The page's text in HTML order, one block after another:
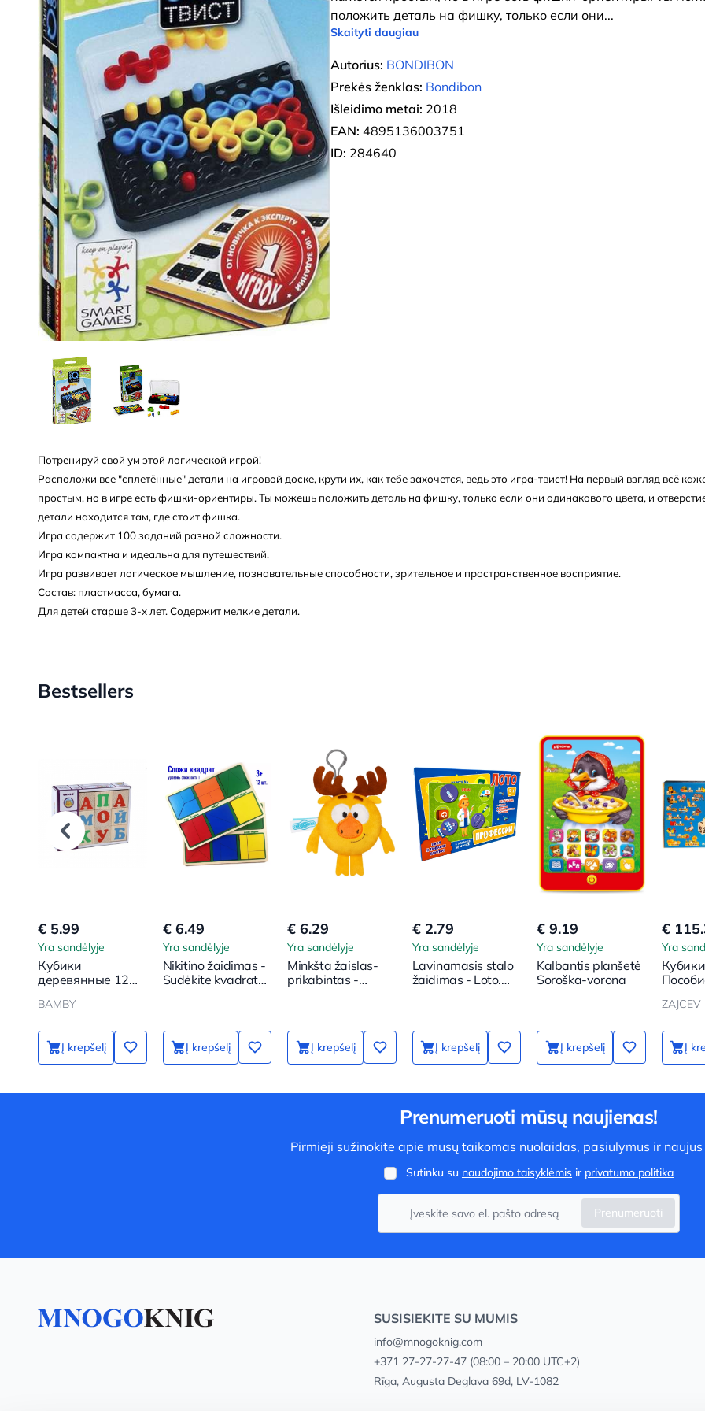
положить деталь на фишку, только если они...
Skaityti daugiau
Autorius: BONDIBON
Prekės ženklas: Bondibon
Išleidimo metai: 2018
EAN: 4895136003751
ID: 284640
Потренируй свой ум этой логической игрой!
Расположи все "сплетённые" детали на игровой доске, крути их, как тебе захочется, ведь это игра-твист! На первый взгляд всё
простым, но в игре есть фишки-ориентиры. Ты можешь положить деталь на фишку, только если они одинакового цвета, и
детали находится там, где стоит фишка.
Игра содержит 100 заданий разной сложности.
Игра компактна и идеальна для путешествий.
Игра развивает логическое мышление, познавательные способности, зрительное и пространственное восприятие.
Состав: пластмасса, бумага.
Для детей старше 3-х лет. Содержит мелкие детали.
Bestsellers
€ 5.99
Yra sandėlyje
Кубики
деревянные 12
BAMBY
Į krepšelį
€ 6.49
Yra sandėlyje
Nikitino žaidimas -
Sudėkite kvadratą,
Į krepšelį
€ 6.29
Yra sandėlyje
Minkšta žaislas-
prikabintas -
Į krepšelį
€ 2.79
Yra sandėlyje
Lavinamasis stalo
žaidimas - Loto.
Į krepšelį
€ 9.19
Yra sandėlyje
Kalbantis planšetė
Soroška-vorona
Į krepšelį
€
Yra
с двух
ZAJCEV
Į
Prenumeruoti mūsų naujienas!
Pirmieji sužinokite apie mūsų taikomas nuolaidas, pasiūlymus ir
Sutinku su naudojimo taisyklėmis ir privatumo politika
Prenumeruoti
SUSISIEKITE SU MUMIS
info@mnogoknig.com
+371 27-27-27-47(08:00 – 20:00 UTC+2)
Rīga, Augusta Deglava 69d, LV-1082